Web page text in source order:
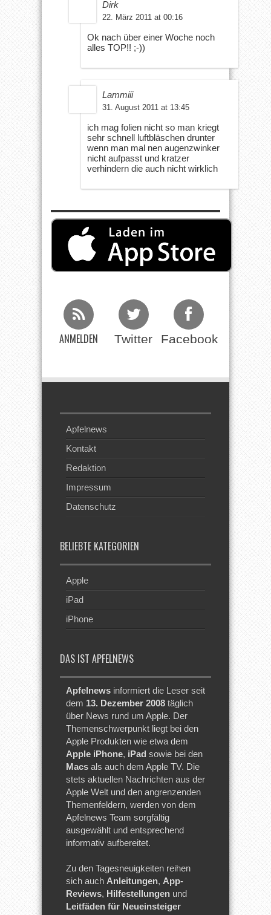
Dirk
22. März 2011 at 00:16
Ok nach über einer Woche noch
alles TOP!! ;-))
Lammiii
31. August 2011 at 13:45
ich mag folien nicht so man kriegt
sehr schnell luftbläschen drunter
wenn man mal nen augenzwinker
nicht aufpasst und kratzer
verhindern die auch nicht wirklich
ANMELDEN Twitter Facebook
Apfelnews
Kontakt
Redaktion
Impressum
Datenschutz
BELIEBTE KATEGORIEN
Apple
iPad
iPhone
DAS IST APFELNEWS
Apfelnews informiert die Leser seit
dem 13. Dezember 2008 täglich
über News rund um Apple. Der
Themenschwerpunkt liegt bei den
Apple Produkten wie etwa dem
Apple iPhone, iPad sowie bei den
Macs als auch dem Apple TV. Die
stets aktuellen Nachrichten aus der
Apple Welt und den angrenzenden
Themenfeldern, werden von dem
Apfelnews Team sorgfältig
ausgewählt und entsprechend
informativ aufbereitet.
Zu den Tagesneuigkeiten reihen
sich auch Anleitungen, App-
Reviews, Hilfestellungen und
Leitfäden für Neueinsteiger